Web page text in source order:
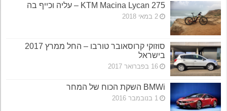
KTM Macina Lycan 275 – עליה וכייף בה
2 במאי 2018
סוזוקי קרוסאובר טורבו – החל ממרץ 2017
בישראל
16 בפברואר 2017
BMWi השקת הכוח של המחר
1 בנובמבר 2016